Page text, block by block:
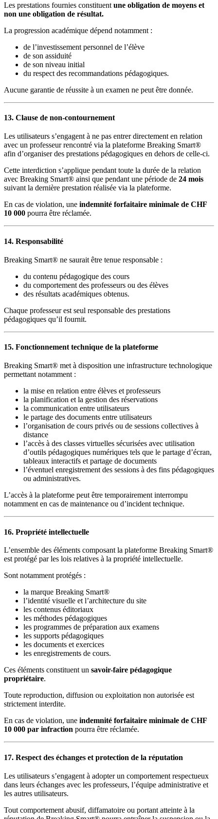
Les prestations fournies constituent une obligation de moyens et
non une obligation de résultat.
La progression académique dépend notamment :
de l’investissement personnel de l’élève
de son assiduité
de son niveau initial
du respect des recommandations pédagogiques.
Aucune garantie de réussite à un examen ne peut être donnée.
13. Clause de non-contournement
Les utilisateurs s’engagent à ne pas entrer directement en relation
avec un professeur rencontré via la plateforme Breaking Smart®
afin d’organiser des prestations pédagogiques en dehors de celle-ci.
Cette interdiction s’applique pendant toute la durée de la relation
avec Breaking Smart® ainsi que pendant une période de 24 mois
suivant la dernière prestation réalisée via la plateforme.
En cas de violation, une indemnité forfaitaire minimale de CHF
10 000 pourra être réclamée.
14. Responsabilité
Breaking Smart® ne saurait être tenue responsable :
du contenu pédagogique des cours
du comportement des professeurs ou des élèves
des résultats académiques obtenus.
Chaque professeur est seul responsable des prestations
pédagogiques qu’il fournit.
15. Fonctionnement technique de la plateforme
Breaking Smart® met à disposition une infrastructure technologique
permettant notamment :
la mise en relation entre élèves et professeurs
la planification et la gestion des réservations
la communication entre utilisateurs
le partage des documents entre utilisateurs
l’organisation de cours privés ou de sessions collectives à
distance
l’accès à des classes virtuelles sécurisées avec utilisation
d’outils pédagogiques numériques tels que le partage d’écran,
tableaux interactifs et partage de documents
l’éventuel enregistrement des sessions à des fins pédagogiques
ou administratives.
L’accès à la plateforme peut être temporairement interrompu
notamment en cas de maintenance ou d’incident technique.
16. Propriété intellectuelle
L’ensemble des éléments composant la plateforme Breaking Smart®
est protégé par les lois relatives à la propriété intellectuelle.
Sont notamment protégés :
la marque Breaking Smart®
l’identité visuelle et l’architecture du site
les contenus éditoriaux
les méthodes pédagogiques
les programmes de préparation aux examens
les supports pédagogiques
les documents et exercices
les enregistrements de cours.
Ces éléments constituent un savoir-faire pédagogique
propriétaire.
Toute reproduction, diffusion ou exploitation non autorisée est
strictement interdite.
En cas de violation, une indemnité forfaitaire minimale de CHF
10 000 par infraction pourra être réclamée.
17. Respect des échanges et protection de la réputation
Les utilisateurs s’engagent à adopter un comportement respectueux
dans leurs échanges avec les professeurs, l’équipe administrative et
les autres utilisateurs.
Tout comportement abusif, diffamatoire ou portant atteinte à la